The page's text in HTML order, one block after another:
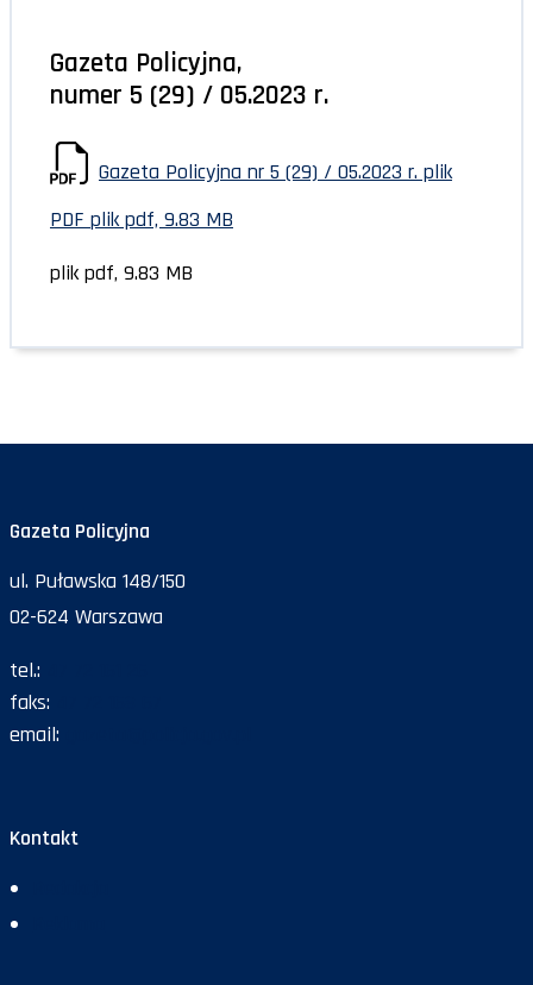
Gazeta Policyjna,
numer 5 (29) / 05.2023 r.
Gazeta Policyjna nr 5 (29) / 05.2023 r. plik
PDF plik pdf, 9.83 MB
plik pdf, 9.83 MB
Gazeta Policyjna
ul. Puławska 148/150
02-624 Warszawa
tel.:
faks:
email:
Kontakt